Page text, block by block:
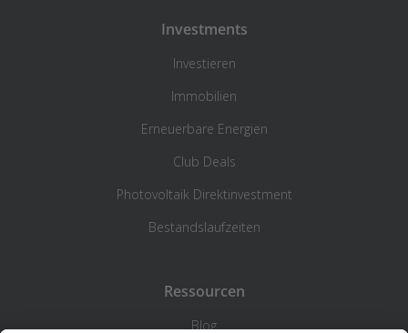
Investments
Investieren
Immobilien
Erneuerbare Energien
Club Deals
Photovoltaik Direktinvestment
Bestandslaufzeiten
Ressourcen
Blog